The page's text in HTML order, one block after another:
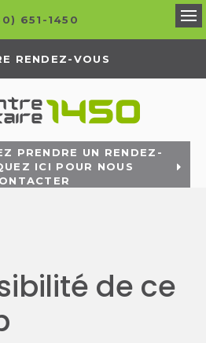
651-1450
RENDEZ-VOUS
PRENDRE UN RENDEZ-
ICI POUR NOUS
de ce